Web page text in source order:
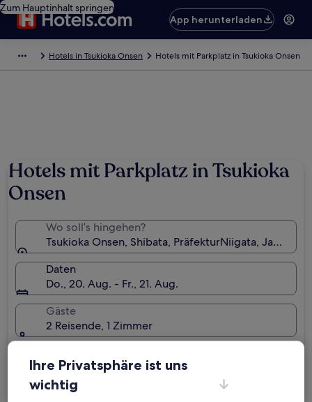
Zum Hauptinhalt springen
App herunterladen
Hotels in Tsukioka Onsen Hotels mit Parkplatz in Tsukioka Onsen
Hotels mit Parkplatz in Tsukioka
Onsen
Wo soll’s hingehen?
Tsukioka Onsen, Shibata, PräfekturNiigata, Japan
Daten
Do., 20. Aug. - Fr., 21. Aug.
Gäste
2 Reisende, 1 Zimmer
Ihre Privatsphäre ist uns
wichtig